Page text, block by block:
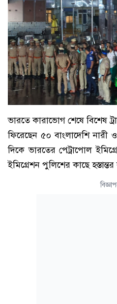
ভারতে কারাভোগ শেষে বিশেষ
ফিরেছেন ৫০ বাংলাদেশি
দিকে ভারতের পেট্রাপোল
ইমিগ্রেশন পুলিশের কাছে